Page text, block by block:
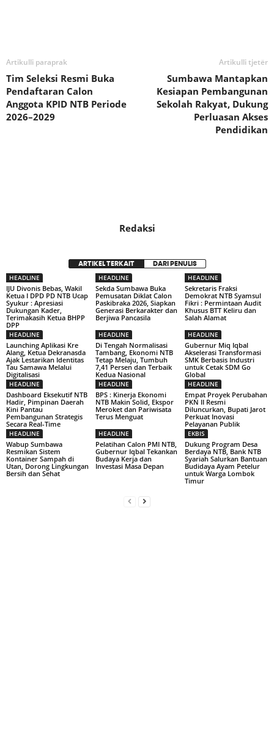
Artikulli paraprak
Tim Seleksi Resmi Buka
Pendaftaran Calon
Anggota KPID NTB Periode
2026–2029
Artikulli tjetër
Sumbawa Mantapkan
Kesiapan Pembangunan
Sekolah Rakyat, Dukung
Perluasan Akses
Pendidikan
Redaksi
ARTIKEL TERKAIT DARI PENULIS
HEADLINE
IJU Divonis Bebas, Wakil
Ketua I DPD PD NTB Ucap
Syukur : Apresiasi
Dukungan Kader,
Terimakasih Ketua BHPP
DPP
HEADLINE
Sekda Sumbawa Buka
Pemusatan Diklat Calon
Paskibraka 2026, Siapkan
Generasi Berkarakter dan
Berjiwa Pancasila
HEADLINE
Sekretaris Fraksi
Demokrat NTB Syamsul
Fikri : Permintaan Audit
Khusus BTT Keliru dan
Salah Alamat
HEADLINE
Launching Aplikasi Kre
Alang, Ketua Dekranasda
Ajak Lestarikan Identitas
Tau Samawa Melalui
Digitalisasi
HEADLINE
Di Tengah Normalisasi
Tambang, Ekonomi NTB
Tetap Melaju, Tumbuh
7,41 Persen dan Terbaik
Kedua Nasional
HEADLINE
Gubernur Miq Iqbal
Akselerasi Transformasi
SMK Berbasis Industri
untuk Cetak SDM Go
Global
HEADLINE
Dashboard Eksekutif NTB
Hadir, Pimpinan Daerah
Kini Pantau
Pembangunan Strategis
Secara Real-Time
HEADLINE
BPS : Kinerja Ekonomi
NTB Makin Solid, Ekspor
Meroket dan Pariwisata
Terus Menguat
HEADLINE
Empat Proyek Perubahan
PKN II Resmi
Diluncurkan, Bupati Jarot
Perkuat Inovasi
Pelayanan Publik
HEADLINE
Wabup Sumbawa
Resmikan Sistem
Kontainer Sampah di
Utan, Dorong Lingkungan
Bersih dan Sehat
HEADLINE
Pelatihan Calon PMI NTB,
Gubernur Iqbal Tekankan
Budaya Kerja dan
Investasi Masa Depan
EKBIS
Dukung Program Desa
Berdaya NTB, Bank NTB
Syariah Salurkan Bantuan
Budidaya Ayam Petelur
untuk Warga Lombok
Timur